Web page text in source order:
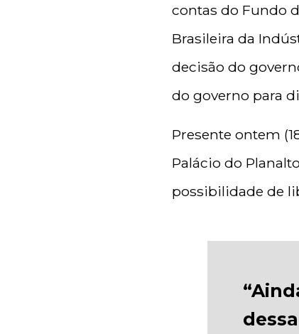
contas do Fundo
Brasileira da
decisão do
do governo para
Presente ontem
Palácio do
possibilidade de